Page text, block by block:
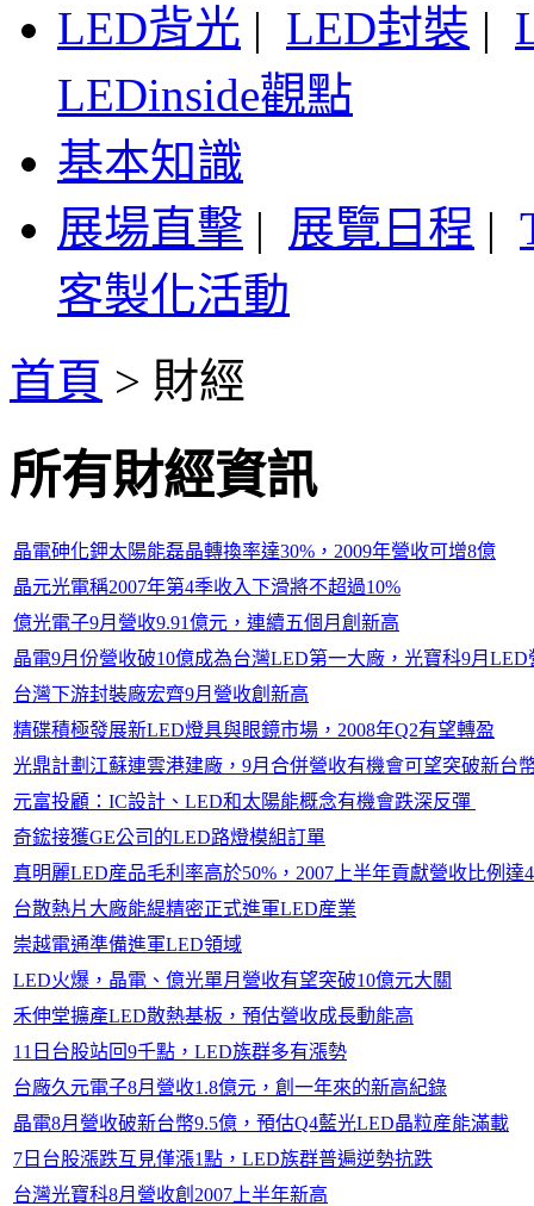
LED背光 | LED封裝 |
LEDinside觀點
基本知識
展場直擊 | 展覽日程 |
客製化活動
首頁 > 財經
所有財經資訊
晶電砷化鉀太陽能磊晶轉換率達30%，2009年營收可增8億
晶元光電稱2007年第4季收入下滑將不超過10%
億光電子9月營收9.91億元，連續五個月創新高
晶電9月份營收破10億成為台灣LED第一大廠，光寶科9月LED
台灣下游封裝廠宏齊9月營收創新高
精碟積極發展新LED燈具與眼鏡市場，2008年Q2有望轉盈
光鼎計劃江蘇連雲港建廠，9月合併營收有機會可望突破新台
元富投顧：IC設計、LED和太陽能概念有機會跌深反彈
奇鋐接獲GE公司的LED路燈模組訂單
真明麗LED産品毛利率高於50%，2007上半年貢獻營收比例達
台散熱片大廠能緹精密正式進軍LED産業
崇越電通準備進軍LED領域
LED火爆，晶電、億光單月營收有望突破10億元大關
禾伸堂擴產LED散熱基板，預估營收成長動能高
11日台股站回9千點，LED族群多有漲勢
台廠久元電子8月營收1.8億元，創一年來的新高紀錄
晶電8月營收破新台幣9.5億，預估Q4藍光LED晶粒産能滿載
7日台股漲跌互見僅漲1點，LED族群普遍逆勢抗跌
台灣光寶科8月營收創2007上半年新高